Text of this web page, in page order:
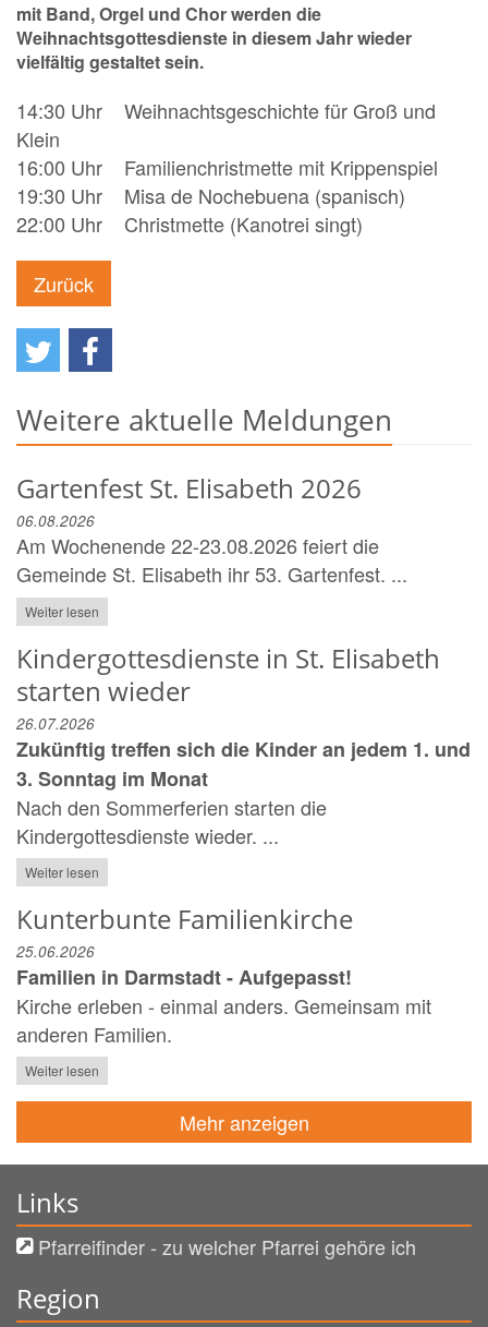
mit Band, Orgel und Chor werden die
Weihnachtsgottesdienste in diesem Jahr wieder
vielfältig gestaltet sein.
14:30 Uhr Weihnachtsgeschichte für Groß und
Klein
16:00 Uhr Familienchristmette mit Krippenspiel
19:30 Uhr Misa de Nochebuena (spanisch)
22:00 Uhr Christmette (Kanotrei singt)
Zurück
Weitere aktuelle Meldungen
Gartenfest St. Elisabeth 2026
06.08.2026
Am Wochenende 22-23.08.2026 feiert die
Gemeinde St. Elisabeth ihr 53. Gartenfest. ...
Weiter lesen
Kindergottesdienste in St. Elisabeth
starten wieder
26.07.2026
Zukünftig treffen sich die Kinder an jedem 1. und
3. Sonntag im Monat
Nach den Sommerferien starten die
Kindergottesdienste wieder. ...
Weiter lesen
Kunterbunte Familienkirche
25.06.2026
Familien in Darmstadt - Aufgepasst!
Kirche erleben - einmal anders. Gemeinsam mit
anderen Familien.
Weiter lesen
Mehr anzeigen
Links
Pfarreifinder - zu welcher Pfarrei gehöre ich
Region